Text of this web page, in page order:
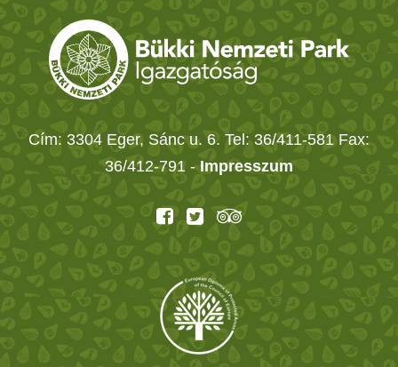
Cím: 3304 Eger, Sánc u. 6. Tel: 36/411-581 Fax:
36/412-791 - Impresszum